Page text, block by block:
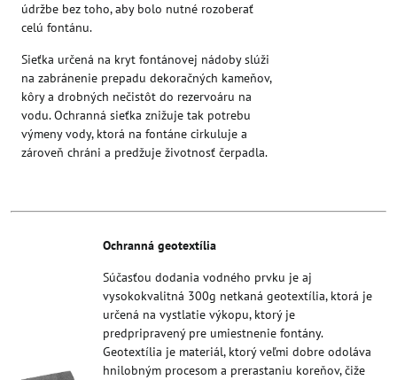
údržbe bez toho, aby bolo nutné rozoberať
celú fontánu.
Sieťka určená na kryt fontánovej nádoby slúži
na zabránenie prepadu dekoračných kameňov,
kôry a drobných nečistôt do rezervoáru na
vodu. Ochranná sieťka znižuje tak potrebu
výmeny vody, ktorá na fontáne cirkuluje a
zároveň chráni a predžuje životnosť čerpadla.
Ochranná geotextília
Súčasťou dodania vodného prvku je aj
vysokokvalitná 300g netkaná geotextília, ktorá je
určená na vystlatie výkopu, ktorý je
predpripravený pre umiestnenie fontány.
Geotextília je materiál, ktorý veľmi dobre odoláva
hnilobným procesom a prerastaniu koreňov, čiže